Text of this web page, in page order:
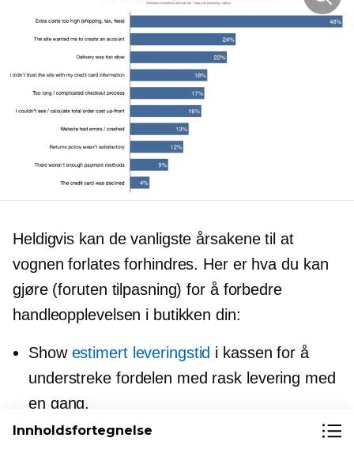
Heldigvis kan de vanligste årsakene til at
vognen forlates forhindres. Her er hva du kan
gjøre (foruten tilpasning) for å forbedre
handleopplevelsen i butikken din:
Show estimert leveringstid i kassen for å
understreke fordelen med rask levering med
en gang.
Legg til flere fraktalternativer slik at kundene
Innholdsfortegnelse